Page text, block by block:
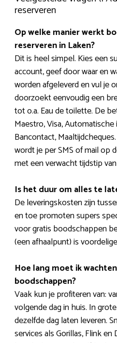
reserveren
Op welke manier werkt
reserveren in Laken?
Dit is heel simpel. Kies een
account, geef door waar en
worden afgeleverd en vul je
doorzoekt eenvoudig een
tot o.a. Eau de toilette. De
Maestro, Visa, Automatische
Bancontact,
wordt je per SMS of mail op
met een verwacht tijdstip
Is het duur om alles te
De leveringskosten zijn
en toe promoten supers
voor gratis boodschappen
(een afhaalpunt) is
Hoe lang moet ik
boodschappen?
Vaak kun je profiteren van:
volgende dag in huis. In
dezelfde dag laten leveren.
services als Gorillas, Flink